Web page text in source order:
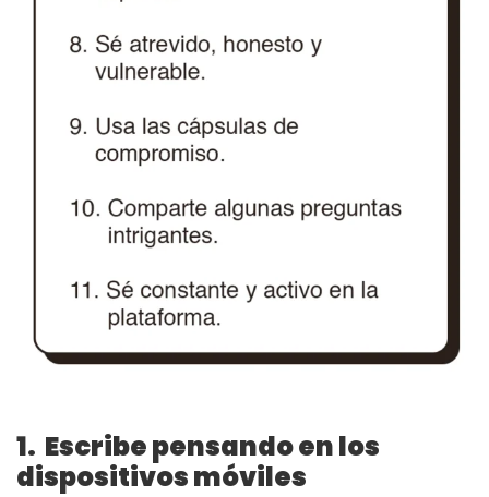
1. Escribe pensando en los
dispositivos móviles